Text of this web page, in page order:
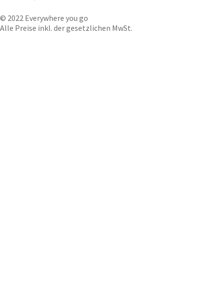
© 2022 Everywhere you go
Alle Preise inkl. der gesetzlichen MwSt.